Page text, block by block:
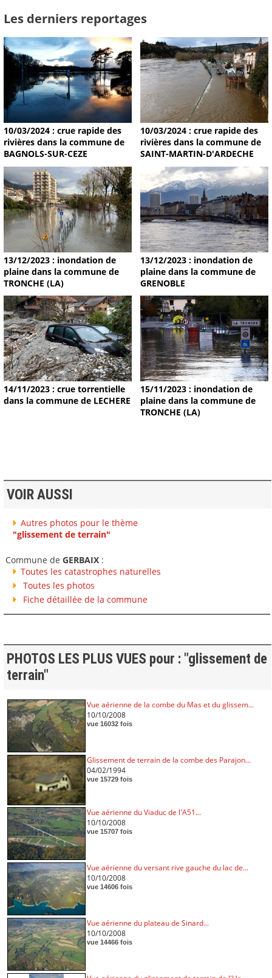
Les derniers reportages
10/03/2024 : crue rapide des
rivières dans la commune de
BAGNOLS-SUR-CEZE
10/03/2024 : crue rapide des
rivières dans la commune de
SAINT-MARTIN-D'ARDECHE
13/12/2023 : inondation de
plaine dans la commune de
TRONCHE (LA)
13/12/2023 : inondation de
plaine dans la commune de
GRENOBLE
14/11/2023 : crue torrentielle
dans la commune de LECHERE
15/11/2023 : inondation de
plaine dans la commune de
TRONCHE (LA)
VOIR AUSSI
Autres photos pour le thème
"glissement de terrain"
Commune de GERBAIX:
Toutes les catastrophes naturelles
Toutes les photos
Fiche détaillée de la commune
PHOTOS LES PLUS VUES pour : "glissement de
terrain"
Vue aérienne de la combe du Mas et du glissem...
10/10/2008
vue 16032 fois
Glissement de terrain de la combe des Parajon...
04/02/1994
vue 15729 fois
Vue aérienne du Viaduc de l'A51...
10/10/2008
vue 15707 fois
Vue aérienne du versant rive gauche du lac de...
10/10/2008
vue 14606 fois
Vue aérienne du plateau de Sinard...
10/10/2008
vue 14466 fois